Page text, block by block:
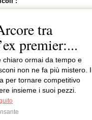
tra
premier:...
chiaro ormai da tempo e
non ne fa più mistero.
per tornare competitivo
insieme i suoi pezzi.